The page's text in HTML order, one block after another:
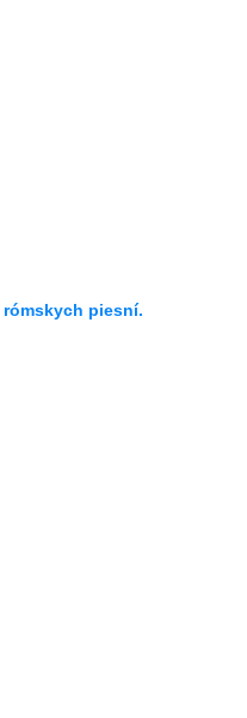
rómskych piesní.